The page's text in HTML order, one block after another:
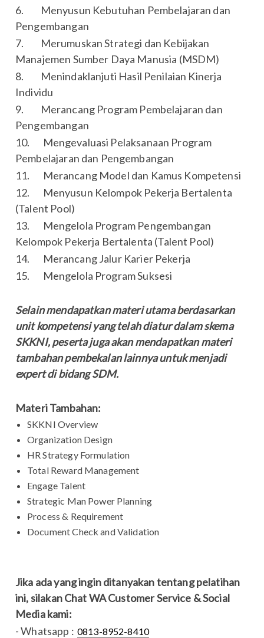
6. Menyusun Kebutuhan Pembelajaran dan
Pengembangan
7. Merumuskan Strategi dan Kebijakan
Manajemen Sumber Daya Manusia (MSDM)
8. Menindaklanjuti Hasil Penilaian Kinerja
Individu
9. Merancang Program Pembelajaran dan
Pengembangan
10. Mengevaluasi Pelaksanaan Program
Pembelajaran dan Pengembangan
11. Merancang Model dan Kamus Kompetensi
12. Menyusun Kelompok Pekerja Bertalenta
(Talent Pool)
13. Mengelola Program Pengembangan
Kelompok Pekerja Bertalenta (Talent Pool)
14. Merancang Jalur Karier Pekerja
15. Mengelola Program Suksesi
Selain mendapatkan materi utama berdasarkan
unit kompetensi yang telah diatur dalam skema
SKKNI, peserta juga akan mendapatkan materi
tambahan pembekalan lainnya untuk menjadi
expert di bidang SDM.
Materi Tambahan:
SKKNI Overview
Organization Design
HR Strategy Formulation
Total Reward Management
Engage Talent
Strategic Man Power Planning
Process & Requirement
Document Check and Validation
Jika ada yang ingin ditanyakan tentang pelatihan
ini, silakan Chat WA Customer Service & Social
Media kami:
- Whatsapp : 0813-8952-8410